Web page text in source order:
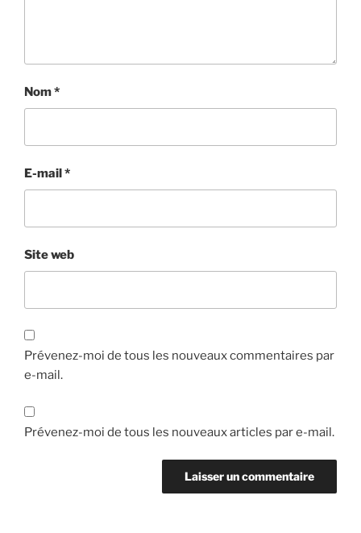
Nom*
E-mail*
Site web
Prévenez-moi de tous les nouveaux commentaires par
e-mail.
Prévenez-moi de tous les nouveaux articles par e-mail.